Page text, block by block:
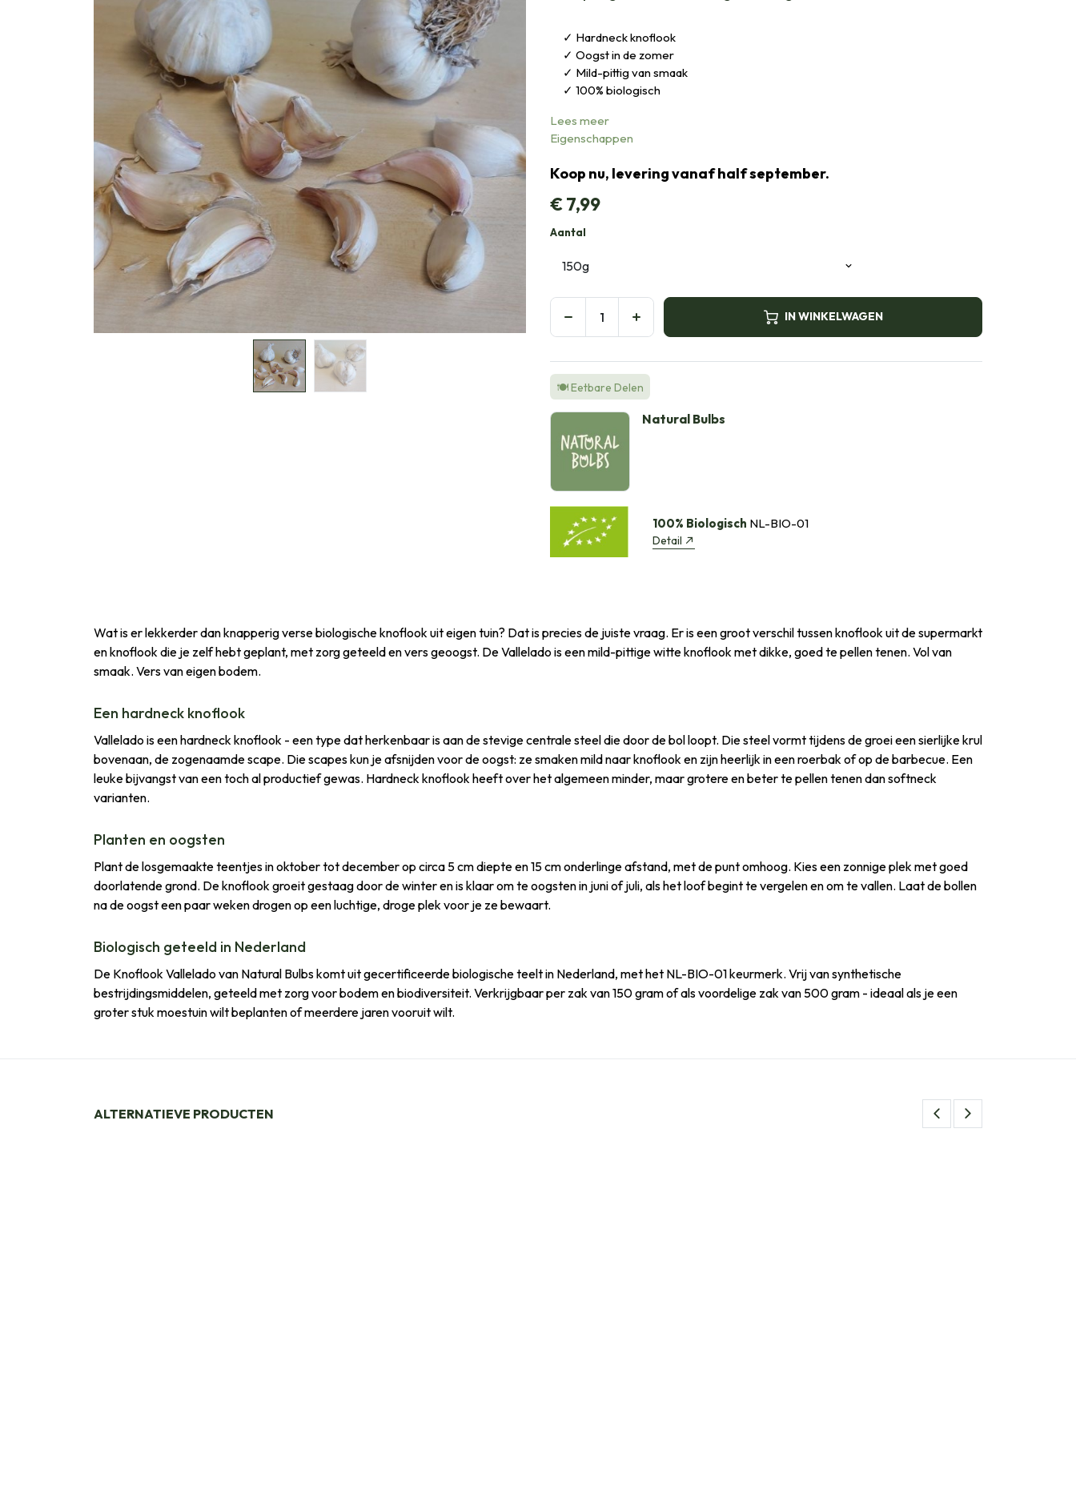
Hardneck knoflook
Oogst in de zomer
Mild-pittig van smaak
100% biologisch
Lees meer
Eigenschappen
Koop nu, levering vanaf half september.
€7,99
Aantal
IN WINKELWAGEN
🍽️ Eetbare Delen
Natural Bulbs
100% Biologisch NL-BIO-01
Detail
Wat is er lekkerder dan knapperig verse biologische knoflook uit eigen tuin? Dat is precies de juiste vraag. Er is een groot verschil tussen knoflook uit de supermarkt
en knoflook die je zelf hebt geplant, met zorg geteeld en vers geoogst. De Vallelado is een mild-pittige witte knoflook met dikke, goed te pellen tenen. Vol van
smaak. Vers van eigen bodem.
Een hardneck knoflook
Vallelado is een hardneck knoflook - een type dat herkenbaar is aan de stevige centrale steel die door de bol loopt. Die steel vormt tijdens de groei een sierlijke krul
bovenaan, de zogenaamde scape. Die scapes kun je afsnijden voor de oogst: ze smaken mild naar knoflook en zijn heerlijk in een roerbak of op de barbecue. Een
leuke bijvangst van een toch al productief gewas. Hardneck knoflook heeft over het algemeen minder, maar grotere en beter te pellen tenen dan softneck
varianten.
Planten en oogsten
Plant de losgemaakte teentjes in oktober tot december op circa 5 cm diepte en 15 cm onderlinge afstand, met de punt omhoog. Kies een zonnige plek met goed
doorlatende grond. De knoflook groeit gestaag door de winter en is klaar om te oogsten in juni of juli, als het loof begint te vergelen en om te vallen. Laat de bollen
na de oogst een paar weken drogen op een luchtige, droge plek voor je ze bewaart.
Biologisch geteeld in Nederland
De Knoflook Vallelado van Natural Bulbs komt uit gecertificeerde biologische teelt in Nederland, met het NL-BIO-01 keurmerk. Vrij van synthetische
bestrijdingsmiddelen, geteeld met zorg voor bodem en biodiversiteit. Verkrijgbaar per zak van 150 gram of als voordelige zak van 500 gram - ideaal als je een
groter stuk moestuin wilt beplanten of meerdere jaren vooruit wilt.
ALTERNATIEVE PRODUCTEN